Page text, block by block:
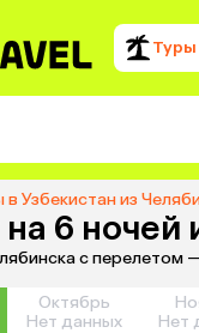
Туры
в Узбекистан из
6 ночей
с
Октябрь
Нет данных
Нет